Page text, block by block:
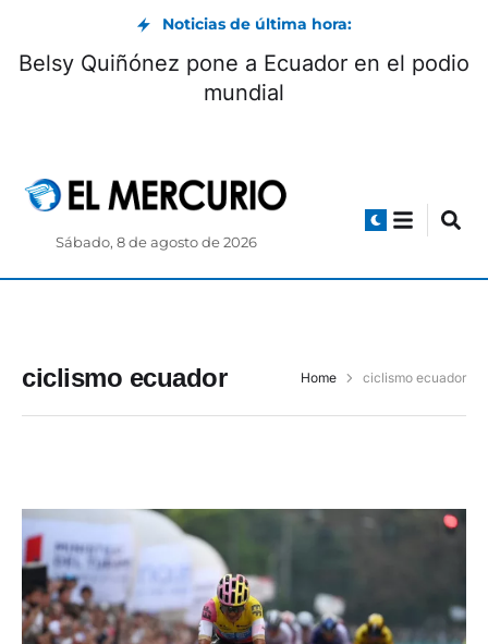
Noticias de última hora:
Belsy Quiñónez pone a Ecuador en el podio
mundial
Sábado, 8 de agosto de 2026
ciclismo ecuador Home ciclismo ecuador